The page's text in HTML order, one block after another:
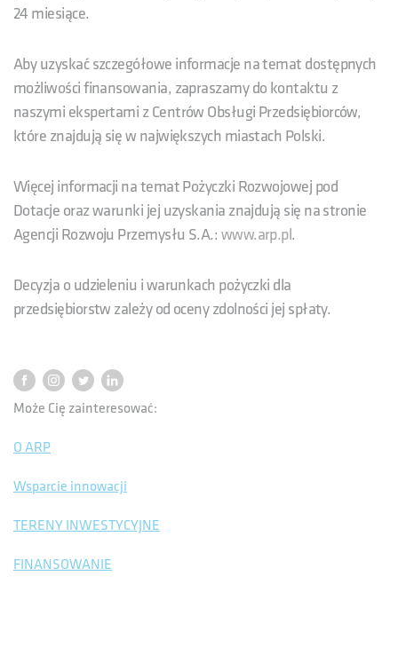
24 miesiące.
Aby uzyskać szczegółowe informacje na temat dostępnych
możliwości finansowania, zapraszamy do kontaktu z
naszymi ekspertami z Centrów Obsługi Przedsiębiorców,
które znajdują się w największych miastach Polski.
Więcej informacji na temat Pożyczki Rozwojowej pod
Dotacje oraz warunki jej uzyskania znajdują się na stronie
Agencji Rozwoju Przemysłu S.A.: www.arp.pl.
Decyzja o udzieleniu i warunkach pożyczki dla
przedsiębiorstw zależy od oceny zdolności jej spłaty.
Może Cię zainteresować:
O ARP
Wsparcie innowacji
TERENY INWESTYCYJNE
FINANSOWANIE